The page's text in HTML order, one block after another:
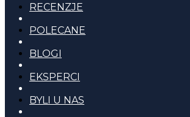
RECENZJE
POLECANE
BLOGI
EKSPERCI
BYLI U NAS